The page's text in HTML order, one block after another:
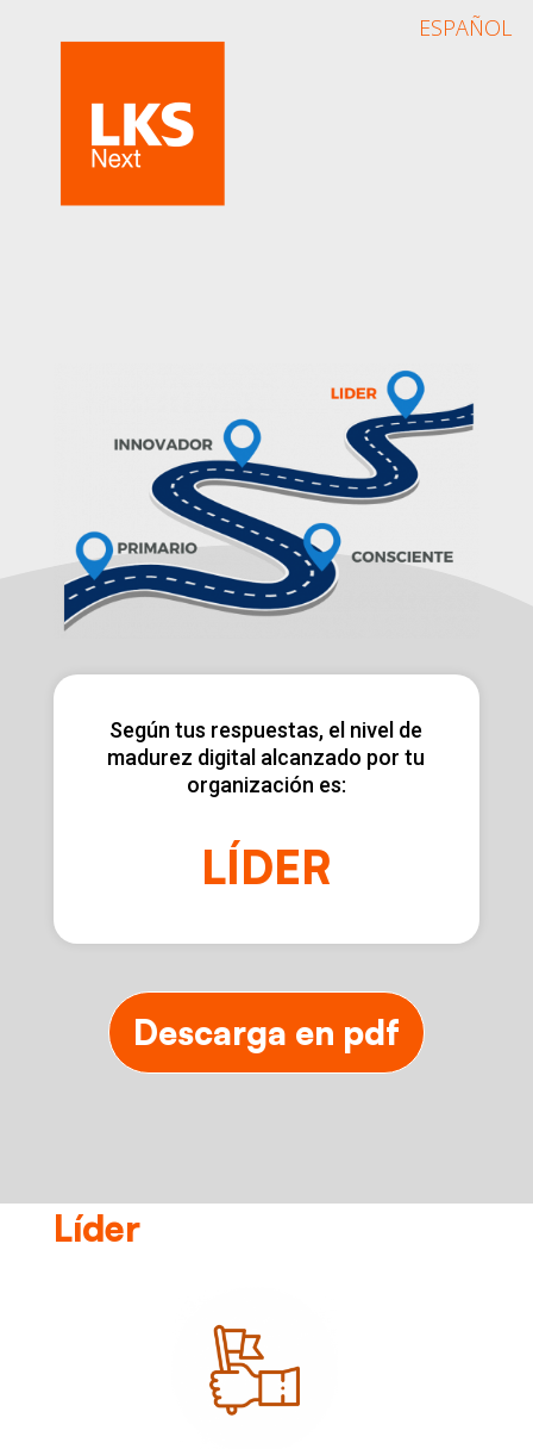
ESPAÑOL
Según tus respuestas, el nivel de
madurez digital alcanzado por tu
organización es:
LÍDER
Descarga en pdf
Líder